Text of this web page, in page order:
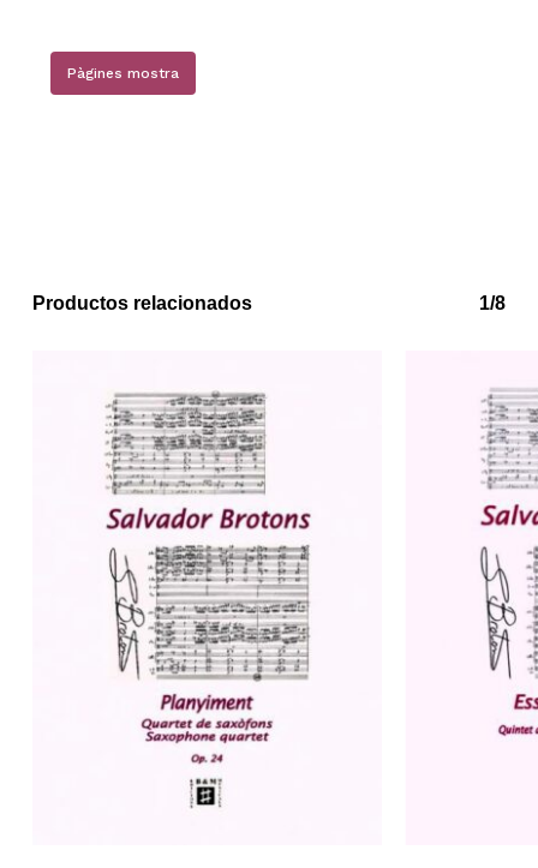
Pàgines mostra
Productos relacionados 1/8